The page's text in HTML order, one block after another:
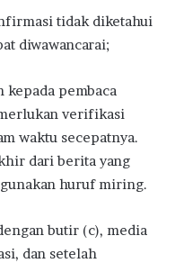
tidak diketahui
diwawancarai;
pembaca
verifikasi
waktu secepatnya.
dari berita yang
huruf miring.
butir (c), media
dan setelah